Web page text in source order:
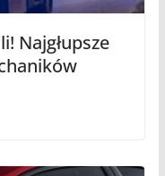
Najgłupsze